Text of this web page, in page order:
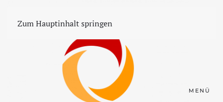
Zum Hauptinhalt springen
MENÜ